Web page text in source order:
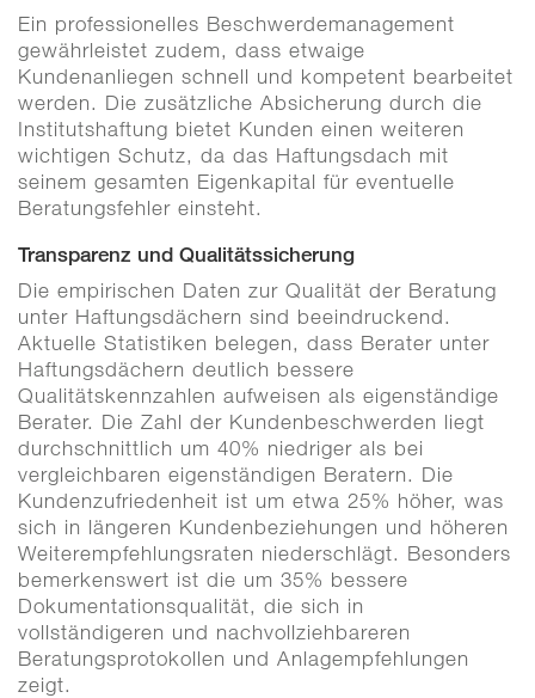
Ein professionelles Beschwerdemanagement
gewährleistet zudem, dass etwaige
Kundenanliegen schnell und kompetent bearbeitet
werden. Die zusätzliche Absicherung durch die
Institutshaftung bietet Kunden einen weiteren
wichtigen Schutz, da das Haftungsdach mit
seinem gesamten Eigenkapital für eventuelle
Beratungsfehler einsteht.
Transparenz und Qualitätssicherung
Die empirischen Daten zur Qualität der Beratung
unter Haftungsdächern sind beeindruckend.
Aktuelle Statistiken belegen, dass Berater unter
Haftungsdächern deutlich bessere
Qualitätskennzahlen aufweisen als eigenständige
Berater. Die Zahl der Kundenbeschwerden liegt
durchschnittlich um 40% niedriger als bei
vergleichbaren eigenständigen Beratern. Die
Kundenzufriedenheit ist um etwa 25% höher, was
sich in längeren Kundenbeziehungen und höheren
Weiterempfehlungsraten niederschlägt. Besonders
bemerkenswert ist die um 35% bessere
Dokumentationsqualität, die sich in
vollständigeren und nachvollziehbareren
Beratungsprotokollen und Anlagempfehlungen
zeigt.